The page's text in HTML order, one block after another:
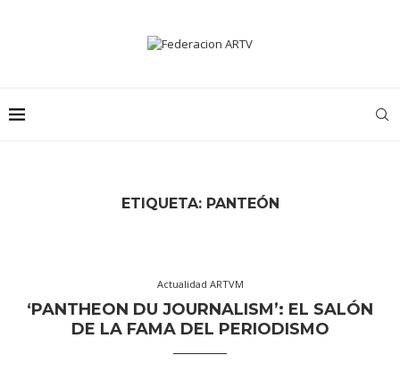
ETIQUETA: PANTEÓN
Actualidad ARTVM
‘PANTHEON DU JOURNALISM’: EL SALÓN
DE LA FAMA DEL PERIODISMO